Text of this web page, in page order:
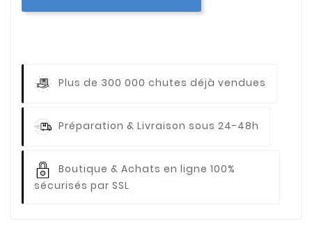
Plus de 300 000 chutes déjà vendues
Préparation & Livraison sous 24-48h
Boutique & Achats en ligne 100%
sécurisés par SSL